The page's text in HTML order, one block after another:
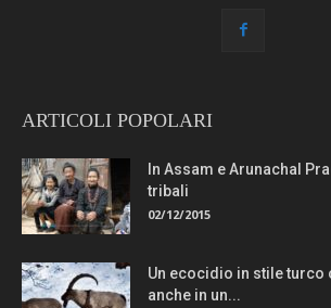
ARTICOLI POPOLARI
In Assam e Arunachal
tribali
02/12/2015
Un ecocidio in stile turco
anche in un...